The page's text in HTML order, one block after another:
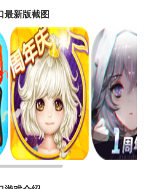
最新版截图